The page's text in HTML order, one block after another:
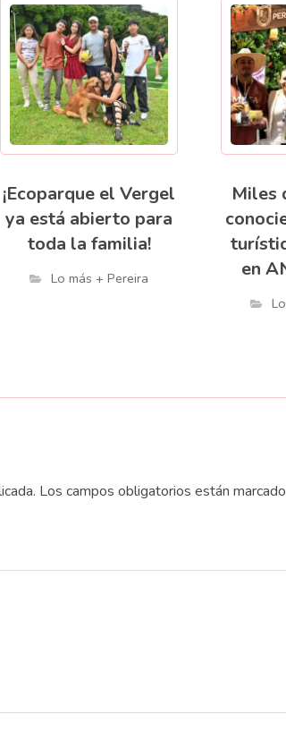
¡Ecoparque el Vergel
ya está abierto para
toda la familia!
Lo más + Pereira
Miles
en
Los campos obligatorios están